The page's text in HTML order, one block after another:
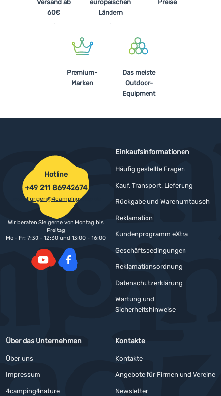
Versand ab
60€
europäischen
Ländern
Preise
Premium-
Marken
Das meiste
Outdoor-
Equipment
Einkaufsinformationen
Häufig gestellte Fragen
Kauf, Transport, Lieferung
Rückgabe und Warenumtausch
Reklamation
Kundenprogramm eXtra
Geschäftsbedingungen
Reklamationsordnung
Datenschutzerklärung
Wartung und
Sicherheitshinweise
Über das Unternehmen
Über uns
Impressum
4camping4nature
Kontakte
Kontakte
Angebote für Firmen und Vereine
Newsletter
Hotline
+49 211 86942674
bestellungen@4campingshop.de
Wir beraten Sie gerne von Montag bis
Freitag
Mo - Fr: 7:30 - 12:30 und 13:00 - 16:00